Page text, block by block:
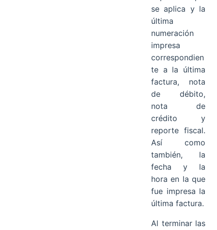
se aplica y la
última
numeración
impresa
correspondien
te a la última
factura, nota
de débito,
nota de
crédito y
reporte fiscal.
Así como
también, la
fecha y la
hora en la que
fue impresa la
última factura.
Al terminar las